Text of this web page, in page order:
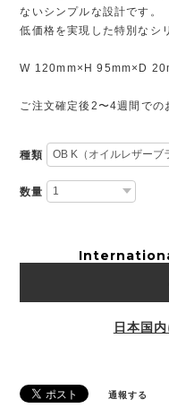
ないシンプルな設計です。
低価格を実現した特別なシ
W 120mm×H 95mm×D
ご注文確定後2〜4週間での
種類
数量
日本国
通報する